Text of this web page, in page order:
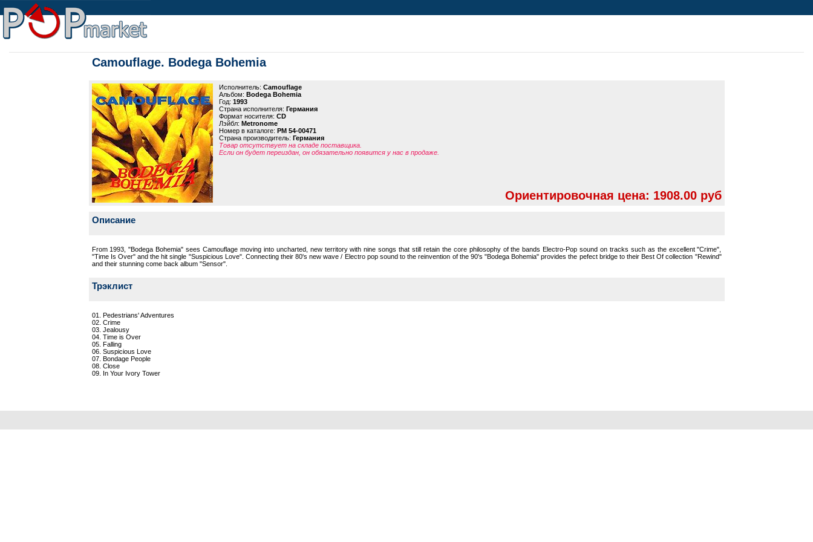
Camouflage. Bodega Bohemia
Исполнитель: Camouflage
Альбом: Bodega Bohemia
Год: 1993
Страна исполнителя: Германия
Формат носителя: CD
Лэйбл: Metronome
Номер в каталоге: PM 54-00471
Страна производитель: Германия
Товар отсутствует на складе поставщика.
Если он будет переиздан, он обязательно появится у нас в продаже.
Ориентировочная цена: 1908.00 руб
Описание
From 1993, "Bodega Bohemia" sees Camouflage moving into uncharted, new territory with nine songs that still retain the core philosophy of the bands Electro-Pop sound on tracks such as the excellent "Crime",
"Time Is Over" and the hit single "Suspicious Love". Connecting their 80's new wave / Electro pop sound to the reinvention of the 90's "Bodega Bohemia" provides the pefect bridge to their Best Of collection "Rewind"
and their stunning come back album "Sensor".
Трэклист
01. Pedestrians' Adventures
02. Crime
03. Jealousy
04. Time is Over
05. Falling
06. Suspicious Love
07. Bondage People
08. Close
09. In Your Ivory Tower